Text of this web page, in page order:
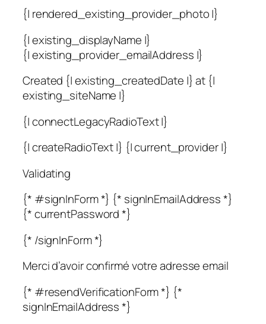
{| rendered_existing_provider_photo |}
{| existing_displayName |}
{| existing_provider_emailAddress |}
Created {| existing_createdDate |} at {|
existing_siteName |}
{| connectLegacyRadioText |}
{| createRadioText |} {| current_provider |}
Validating
{* #signInForm *} {* signInEmailAddress *}
{* currentPassword *}
{* /signInForm *}
Merci d’avoir confirmé votre adresse email
{* #resendVerificationForm *} {*
signInEmailAddress *}